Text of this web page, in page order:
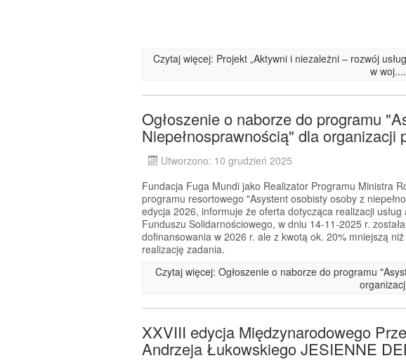
Czytaj więcej: Projekt „Aktywni i niezależni – rozwój
w woj....
Ogłoszenie o naborze do programu
Niepełnosprawnością" dla
Utworzono: 10 grudzień 2025
Fundacja Fuga Mundi jako Realizator Programu Ministra
programu resortowego "Asystent osobisty osoby z
edycja 2026, informuje że oferta dotycząca realizacji
Funduszu Solidarnościowego, w dniu 14-11-2025 r.
dofinansowania w 2026 r. ale z kwotą ok. 20% mniejszą
realizację zadania.
Czytaj więcej: Ogłoszenie o naborze do programu
XXVIII edycja Międzynarodowego
Andrzeja Łukowskiego JESIENNE